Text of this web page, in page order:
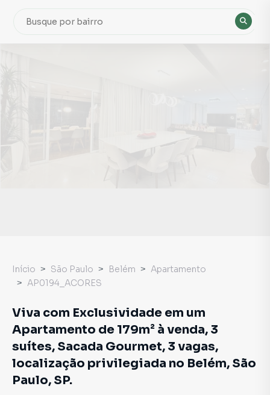
Início São Paulo Belém
Apartamento
AP0194_ACORES
Viva com Exclusividade em um
Apartamento de 179m² à venda, 3
suítes, Sacada Gourmet, 3 vagas,
localização privilegiada no Belém, São
Paulo, SP.